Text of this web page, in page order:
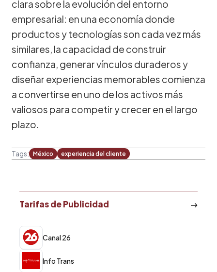
clara sobre la evolución del entorno
empresarial: en una economía donde
productos y tecnologías son cada vez más
similares, la capacidad de construir
confianza, generar vínculos duraderos y
diseñar experiencias memorables comienza
a convertirse en uno de los activos más
valiosos para competir y crecer en el largo
plazo.
Tags: México experiencia del cliente
Tarifas de Publicidad
Canal 26
Info Trans